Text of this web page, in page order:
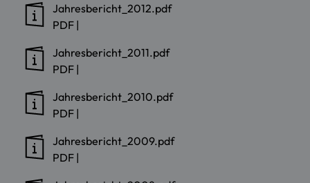
Jahresbericht_2012.pdf
PDF |
Jahresbericht_2011.pdf
PDF |
Jahresbericht_2010.pdf
PDF |
Jahresbericht_2009.pdf
PDF |